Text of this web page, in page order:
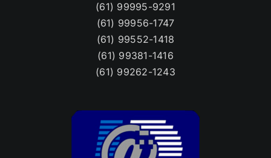
(61) 99995-9291
(61) 99956-1747
(61) 99552-1418
(61) 99381-1416
(61) 99262-1243